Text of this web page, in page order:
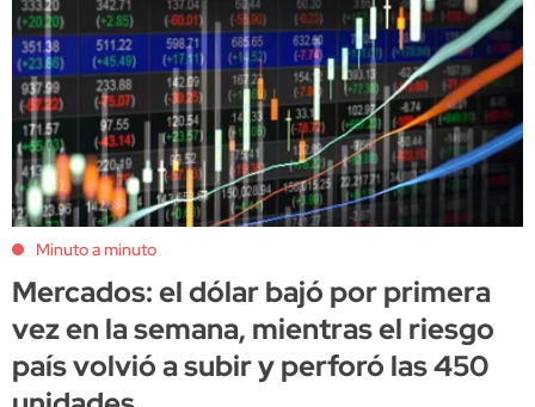
Minuto a minuto
Mercados: el dólar bajó por primera
vez en la semana, mientras el riesgo
país volvió a subir y perforó las 450